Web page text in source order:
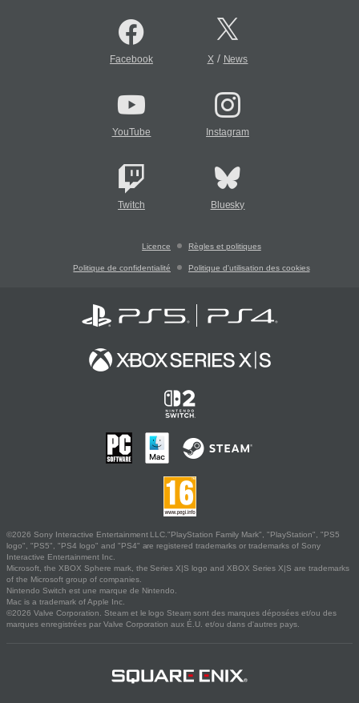
Facebook X/ News
YouTube Instagram
Twitch Bluesky
Licence Règles et politiques
Politique de confidentialité Politique d'utilisation des cookies
©2026 Sony Interactive Entertainment LLC."PlayStation Family Mark", "PlayStation", "PS5
logo", "PS5", "PS4 logo" and "PS4" are registered trademarks or trademarks of Sony
Interactive Entertainment Inc.
Microsoft, the XBOX Sphere mark, the Series X|S logo and XBOX Series X|S are trademarks
of the Microsoft group of companies.
Nintendo Switch est une marque de Nintendo.
Mac is a trademark of Apple Inc.
©2026 Valve Corporation. Steam et le logo Steam sont des marques déposées et/ou des
marques enregistrées par Valve Corporation aux É.U. et/ou dans d'autres pays.